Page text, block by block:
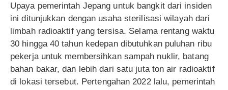
Upaya pemerintah Jepang untuk bangkit dari insiden
ini ditunjukkan dengan usaha sterilisasi wilayah dari
limbah radioaktif yang tersisa. Selama rentang waktu
30 hingga 40 tahun kedepan dibutuhkan puluhan ribu
pekerja untuk membersihkan sampah nuklir, batang
bahan bakar, dan lebih dari satu juta ton air radioaktif
di lokasi tersebut. Pertengahan 2022 lalu, pemerintah